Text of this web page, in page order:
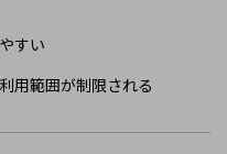
すい
用範囲が制限される